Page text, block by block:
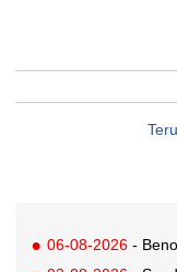
06-08-2026 -